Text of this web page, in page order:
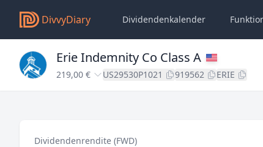
DivvyDiary Dividendenkalender
Erie Indemnity Co Class A
219,00 € US29530P1021 919562 ERIE
Dividendenrendite (FWD)